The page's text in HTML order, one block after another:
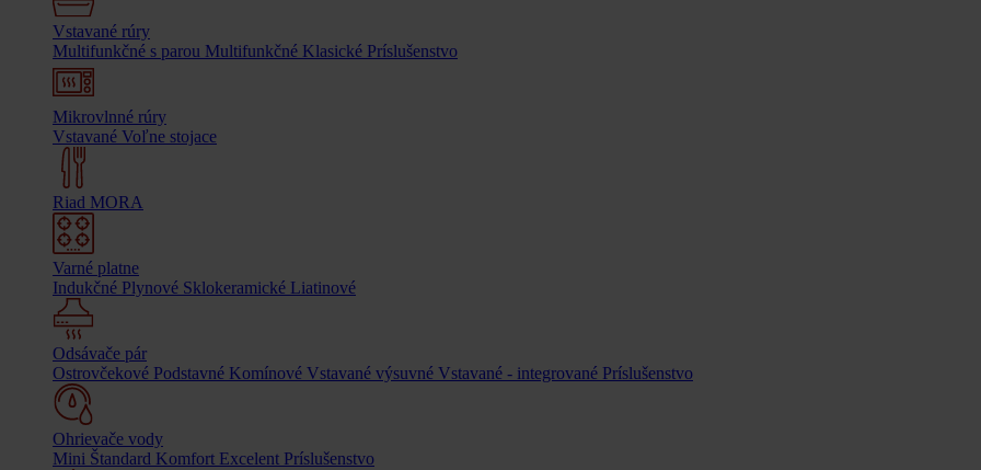
Vstavané rúry
Multifunkčné s parou Multifunkčné Klasické Príslušenstvo
Mikrovlnné rúry
Vstavané Voľne stojace
Riad MORA
Varné platne
Indukčné Plynové Sklokeramické Liatinové
Odsávače pár
Ostrovčekové Podstavné Komínové Vstavané výsuvné Vstavané - integrované Príslušenstvo
Ohrievače vody
Mini Štandard Komfort Excelent Príslušenstvo